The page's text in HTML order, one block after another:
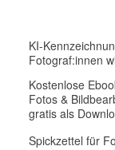
KI-
Fotograf:innen
Kostenlose
Fotos &
gratis als
Spickzettel für